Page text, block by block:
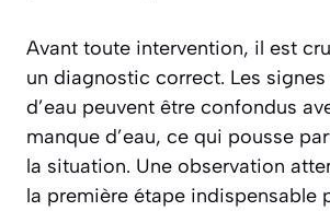
Avant toute intervention, il est
un diagnostic correct. Les signes
d’eau peuvent être confondus
manque d’eau, ce qui pousse
la situation. Une observation
la première étape indispensable